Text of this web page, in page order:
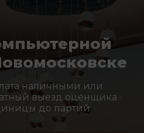
наличными или
выезд оценщика ·
до партий